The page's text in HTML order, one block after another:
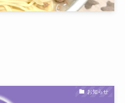
お知らせ